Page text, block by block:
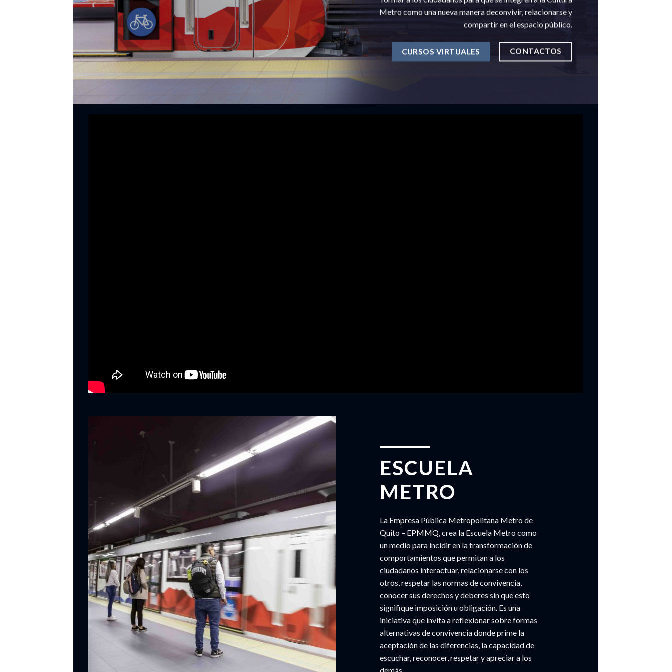
Metro como una nueva manera deconvivir, relacionarse y
compartir en el espacio público.
CURSOS VIRTUALES CONTACTOS
ESCUELA
METRO
La Empresa Pública Metropolitana Metro de
Quito – EPMMQ, crea la Escuela Metro como
un medio para incidir en la transformación de
comportamientos que permitan a los
ciudadanos interactuar, relacionarse con los
otros, respetar las normas de convivencia,
conocer sus derechos y deberes sin que esto
signifique imposición u obligación. Es una
iniciativa que invita a reflexionar sobre formas
alternativas de convivencia donde prime la
aceptación de las diferencias, la capacidad de
escuchar, reconocer, respetar y apreciar a los